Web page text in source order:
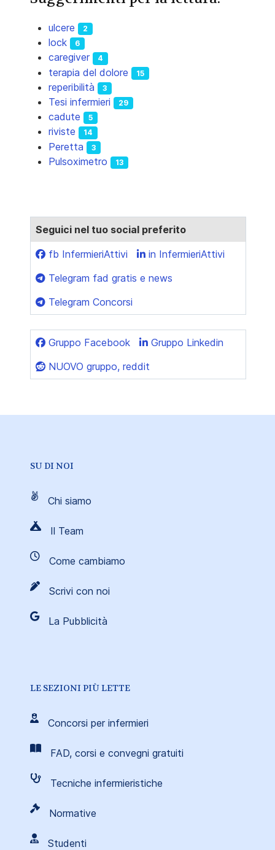
ulcere 2
lock 6
caregiver 4
terapia del dolore 15
reperibilità 3
Tesi infermieri 29
cadute 5
riviste 14
Peretta 3
Pulsoximetro 13
Seguici nel tuo social preferito
fb InfermieriAttivi
in InfermieriAttivi
Telegram fad gratis e news
Telegram Concorsi
Gruppo Facebook
Gruppo Linkedin
NUOVO gruppo, reddit
SU DI NOI
Chi siamo
Il Team
Come cambiamo
Scrivi con noi
La Pubblicità
LE SEZIONI PIÙ LETTE
Concorsi per infermieri
FAD, corsi e convegni gratuiti
Tecniche infermieristiche
Normative
Studenti